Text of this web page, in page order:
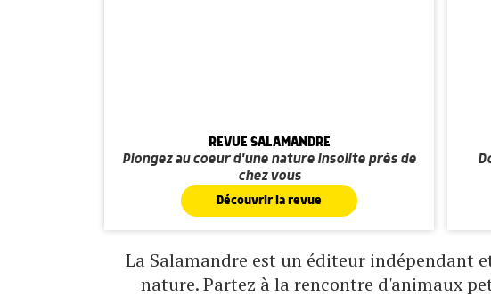
REVUE SALAMANDRE
Plongez au coeur d'une nature insolite près de
chez vous
Découvrir la revue
La Salamandre est un éditeur indépendant
nature. Partez à la rencontre d'animaux